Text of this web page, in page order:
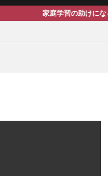
家庭学習の助けになる知育系ア